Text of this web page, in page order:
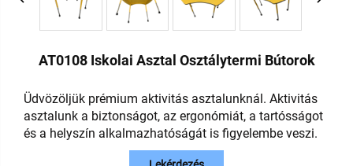
AT0108 Iskolai Asztal Osztálytermi Bútorok
Üdvözöljük prémium aktivitás asztalunknál. Aktivitás
asztalunk a biztonságot, az ergonómiát, a tartósságot
és a helyszín alkalmazhatóságát is figyelembe veszi.